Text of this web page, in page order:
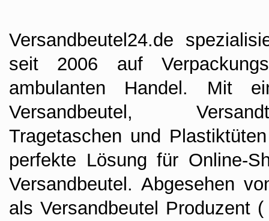
Versandbeutel24.de
seit 2006 auf
ambulanten Handel. Mit
Versandbeutel,
Tragetaschen und
perfekte Lösung für Online-
Versandbeutel. Abgesehen
als Versandbeutel Produzent